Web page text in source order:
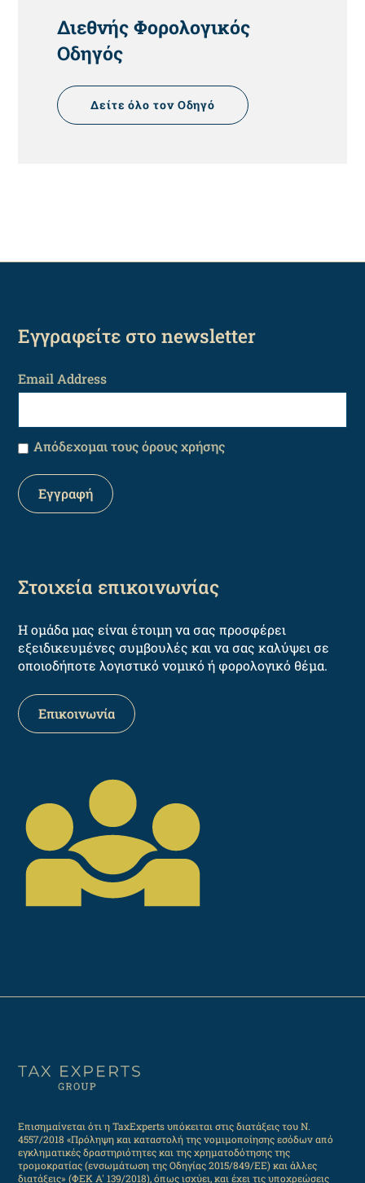
HEADING
Διεθνής Φορολογικός
Οδηγός
Δείτε όλο τον Οδηγό
Εγγραφείτε στο newsletter
Email Address
Απόδεχομαι τους όρους χρήσης
Στοιχεία επικοινωνίας
Η ομάδα μας είναι έτοιμη να σας προσφέρει
εξειδικευμένες συμβουλές και να σας καλύψει σε
οποιοδήποτε λογιστικό νομικό ή φορολογικό θέμα.
Επικοινωνία
Επισημαίνεται ότι η TaxExperts υπόκειται στις διατάξεις του Ν.
4557/2018 «Πρόληψη και καταστολή της νομιμοποίησης εσόδων από
εγκληματικές δραστηριότητες και της χρηματοδότησης της
τρομοκρατίας (ενσωμάτωση της Οδηγίας 2015/849/ΕΕ) και άλλες
διατάξεις» (ΦΕΚ Α' 139/2018), όπως ισχύει, και έχει τις υποχρεώσεις